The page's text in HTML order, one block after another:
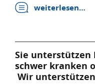
weiterlesen…
Sie
schwer kranken
Wir